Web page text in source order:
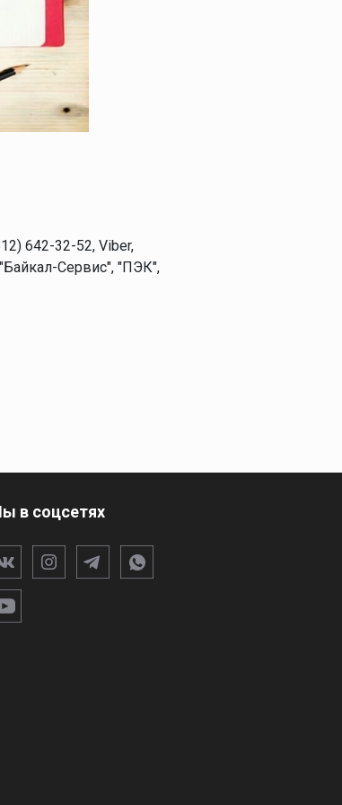
642-32-52, Viber,
Сервис", "ПЭК",
в соцсетях